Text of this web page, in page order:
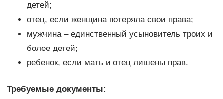
детей;
отец, если женщина потеряла свои права;
мужчина – единственный усыновитель троих и
более детей;
ребенок, если мать и отец лишены прав.
Требуемые документы: